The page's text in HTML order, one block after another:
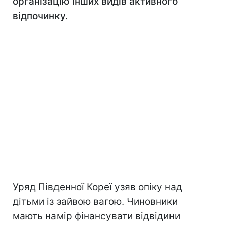
відпочинку.
Уряд Південної Кореї узяв опіку над
дітьми із зайвою вагою. Чиновники
мають намір фінансувати відвідини